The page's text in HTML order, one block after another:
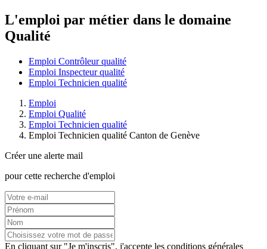
L'emploi par métier dans le domaine
Qualité
Emploi Contrôleur qualité
Emploi Inspecteur qualité
Emploi Technicien qualité
Emploi
Emploi Qualité
Emploi Technicien qualité
Emploi Technicien qualité Canton de Genève
Créer une alerte mail
pour cette recherche d'emploi
En cliquant sur "Je m'inscris", j'accepte les conditions générales